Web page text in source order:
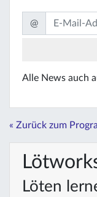
@
Alle News auch
« Zurück zum
Löten